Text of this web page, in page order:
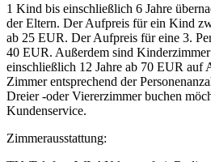
1 Kind bis einschließlich 6 Jahre
der Eltern. Der Aufpreis für ein Kind
ab 25 EUR. Der Aufpreis für eine 3.
40 EUR. Außerdem sind
einschließlich 12 Jahre ab 70 EUR auf
Zimmer entsprechend der
Dreier -oder Viererzimmer buchen
Kundenservice.
Zimmerausstattung: